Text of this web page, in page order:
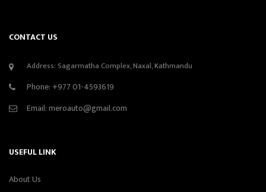
CONTACT US
Address: Sagarmatha Complex, Naxal, Kathmandu
Phone: +977 01-4593619
Email:meroauto@gmail.com
USEFUL LINK
About Us